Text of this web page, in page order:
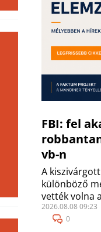
FBI: fel
vb-n
A
különböző
vették volna
2026.08.08 09:23
0